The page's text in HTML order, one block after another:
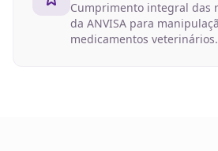
Cumprimento integral das
da ANVISA para
medicamentos veterinários.